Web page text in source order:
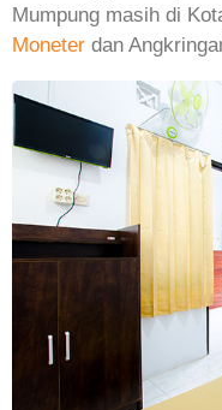
Mumpung masih di
Moneter dan